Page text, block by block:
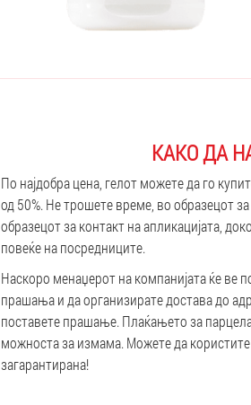
КАКО ДА
По најдобра цена, гелот можете да го
од 50%. Не трошете време, во образецот
образецот за контакт на апликацијата,
повеќе на посредниците.
Наскоро менаџерот на компанијата ќе ве
прашања и да организирате достава до
поставете прашање. Плаќањето за
можноста за измама. Можете да
загарантирана!